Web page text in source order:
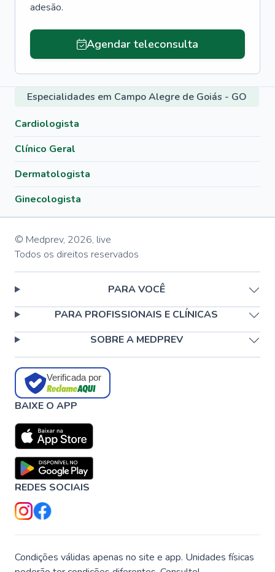
adesão.
Agendar teleconsulta
Especialidades em Campo Alegre de Goiás - GO
Cardiologista
Clínico Geral
Dermatologista
Ginecologista
© Medprev, 2026, live
Todos os direitos reservados
PARA VOCÊ
PARA PROFISSIONAIS E CLÍNICAS
SOBRE A MEDPREV
Verificada por
BAIXE O APP
REDES SOCIAIS
Condições válidas apenas no site e app. Unidades físicas